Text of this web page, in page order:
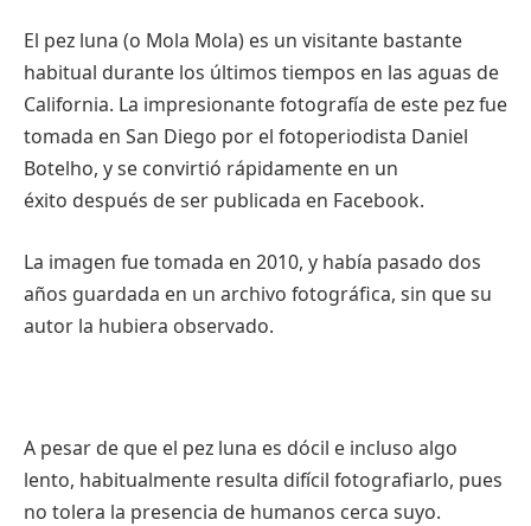
El pez luna (o Mola Mola) es un visitante bastante
habitual durante los últimos tiempos en las aguas de
California. La impresionante fotografía de este pez fue
tomada en San Diego por el fotoperiodista Daniel
Botelho, y se convirtió rápidamente en un
éxito después de ser publicada en Facebook.
La imagen fue tomada en 2010, y había pasado dos
años guardada en un archivo fotográfica, sin que su
autor la hubiera observado.
A pesar de que el pez luna es dócil e incluso algo
lento, habitualmente resulta difícil fotografiarlo, pues
no tolera la presencia de humanos cerca suyo.